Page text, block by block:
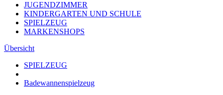
JUGENDZIMMER
KINDERGARTEN UND SCHULE
SPIELZEUG
MARKENSHOPS
Übersicht
SPIELZEUG
Badewannenspielzeug